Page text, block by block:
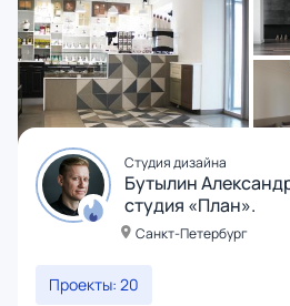
Студия дизайна
Бутылин
студия «План».
Санкт-Петербург
Проекты: 20